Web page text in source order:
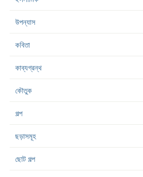
উপন্যাস
কবিতা
কাব্যগ্রন্থ
কৌতুক
গল্প
ছড়াসমূহ
ছোট গল্প